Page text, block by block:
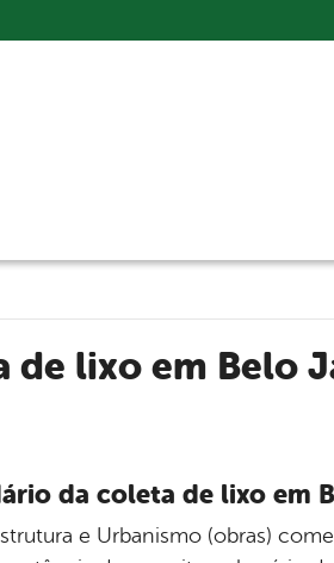
de lixo em Belo
da coleta de lixo em
e Urbanismo (obras)